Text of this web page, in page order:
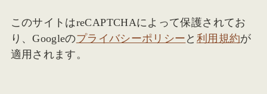
このサイトはreCAPTCHAによって保護されてお
り、Googleのプライバシーポリシー と 利用規約が
適用されます。